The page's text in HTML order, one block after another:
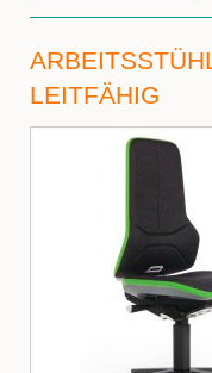
LEITFÄHIG